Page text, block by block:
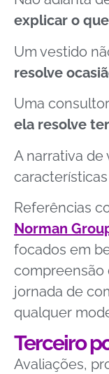
explicar o
Um vestido
resolve
Uma
ela resolve
A narrativa de
Referências
Norman
focados em
compreensão
jornada de
qualquer
Terceiro
Avaliações,